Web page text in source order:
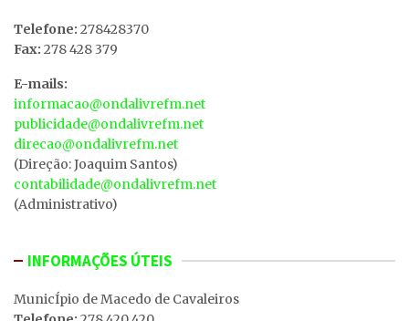
Telefone: 278428370
Fax: 278 428 379
E-mails:
informacao@ondalivrefm.net
publicidade@ondalivrefm.net
direcao@ondalivrefm.net
(Direção: Joaquim Santos)
contabilidade@ondalivrefm.net
(Administrativo)
INFORMAÇÕES ÚTEIS
MunicÍpio de Macedo de Cavaleiros